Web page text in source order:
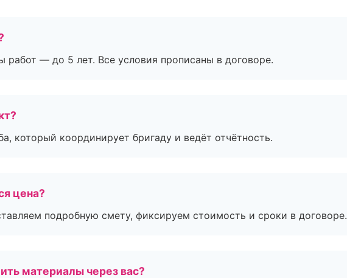
работ — до 5 лет. Все условия прописаны в договоре.
который координирует бригаду и ведёт отчётность.
цена?
подробную смету, фиксируем стоимость и сроки в договоре.
материалы через вас?